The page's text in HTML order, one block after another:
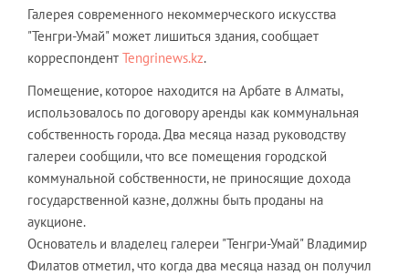
Галерея современного некоммерческого искусства
"Тенгри-Умай" может лишиться здания, сообщает
корреспондент Tengrinews.kz.
Помещение, которое находится на Арбате в Алматы,
использовалось по договору аренды как коммунальная
собственность города. Два месяца назад руководству
галереи сообщили, что все помещения городской
коммунальной собственности, не приносящие дохода
государственной казне, должны быть проданы на
аукционе.
Основатель и владелец галереи "Тенгри-Умай" Владимир
Филатов отметил, что когда два месяца назад он получил